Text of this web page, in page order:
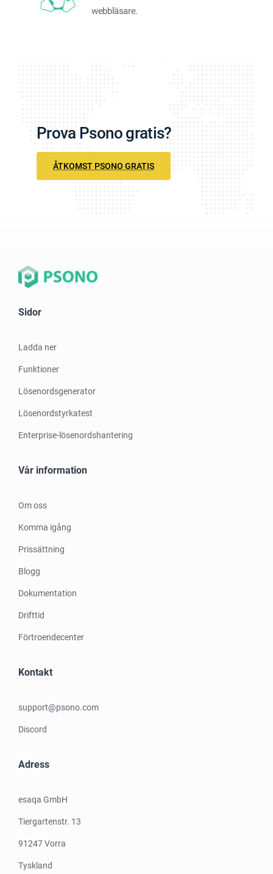
webbläsare.
Prova Psono gratis?
ÅTKOMST PSONO GRATIS
Sidor
Ladda ner
Funktioner
Lösenordsgenerator
Lösenordstyrkatest
Enterprise-lösenordshantering
Vår information
Om oss
Komma igång
Prissättning
Blogg
Dokumentation
Drifttid
Förtroendecenter
Kontakt
support@psono.com
Discord
Adress
esaqa GmbH
Tiergartenstr. 13
91247 Vorra
Tyskland